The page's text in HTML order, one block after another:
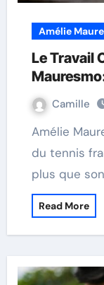
Amélie
Le Travail
Camille
Amélie Mauresmo, une figure emblématique
du tennis
plus que
Read More